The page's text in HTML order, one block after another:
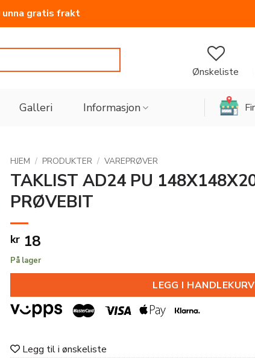
unna gratis frakt
Ønskeliste
Galleri Informasjon
HJEM / PRODUKTER / VAREPRØVER
TAKLIST AD24 PU
PRØVEBIT
kr 18
På lager
LEGG I HANDLEKURV
Legg til i ønskeliste